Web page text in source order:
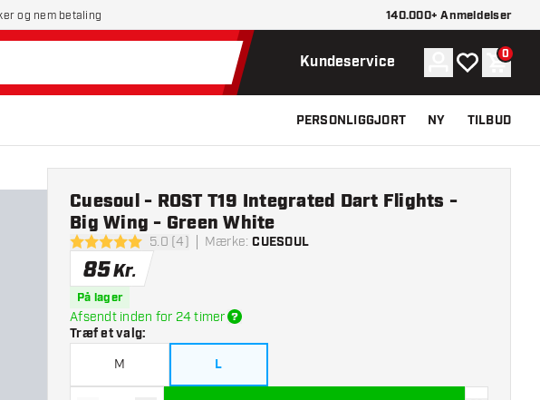
og nem betaling 140.000+ Anmeldelser
Kundeservice Konto
Min 0
PERSONLIGGJORT NY TILBUD
5 bedømmelsesstjerner
5.0 (4) Mærke: CUESOUL
Cuesoul - ROST T19 Integrated Dart Flights -
Big Wing - Green White
85Kr.
På lager
Afsendt inden for 24 timer
Træf et valg:
M L